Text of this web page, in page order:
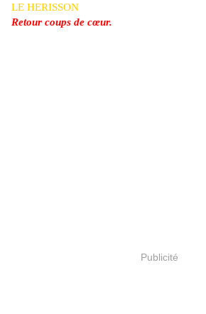
LE HERISSON
Retour coups de cœur.
Publicité